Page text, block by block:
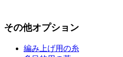
その他オプション
編み上げ用の糸